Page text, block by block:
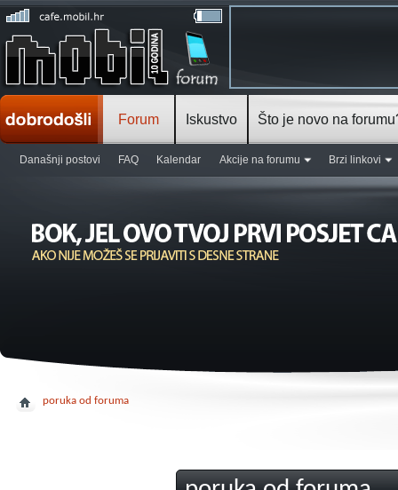
Forum
Današnji postovi FAQ Kalendar Akcije na forumu Brzi linkovi
Iskustvo Što je novo na
poruka od foruma